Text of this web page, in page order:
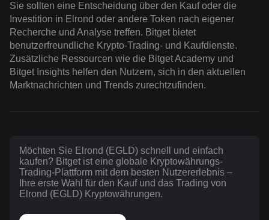
Sie sollten eine Entscheidung über den Kauf oder die
Investition in Elrond oder andere Token nach eigener
Recherche und Analyse treffen. Bitget bietet
benutzerfreundliche Krypto-Trading- und Kaufdienste.
Zusätzliche Ressourcen wie die Bitget Academy und
Bitget Insights helfen den Nutzern, sich in den aktuellen
Marktnachrichten und Trends zurechtzufinden.
Möchten Sie Elrond (EGLD) schnell und einfach
kaufen? Bitget ist eine globale Kryptowährungs-
Trading-Plattform mit dem besten Nutzererlebnis –
Ihre erste Wahl für den Kauf und das Trading von
Elrond (EGLD) Kryptowährungen.